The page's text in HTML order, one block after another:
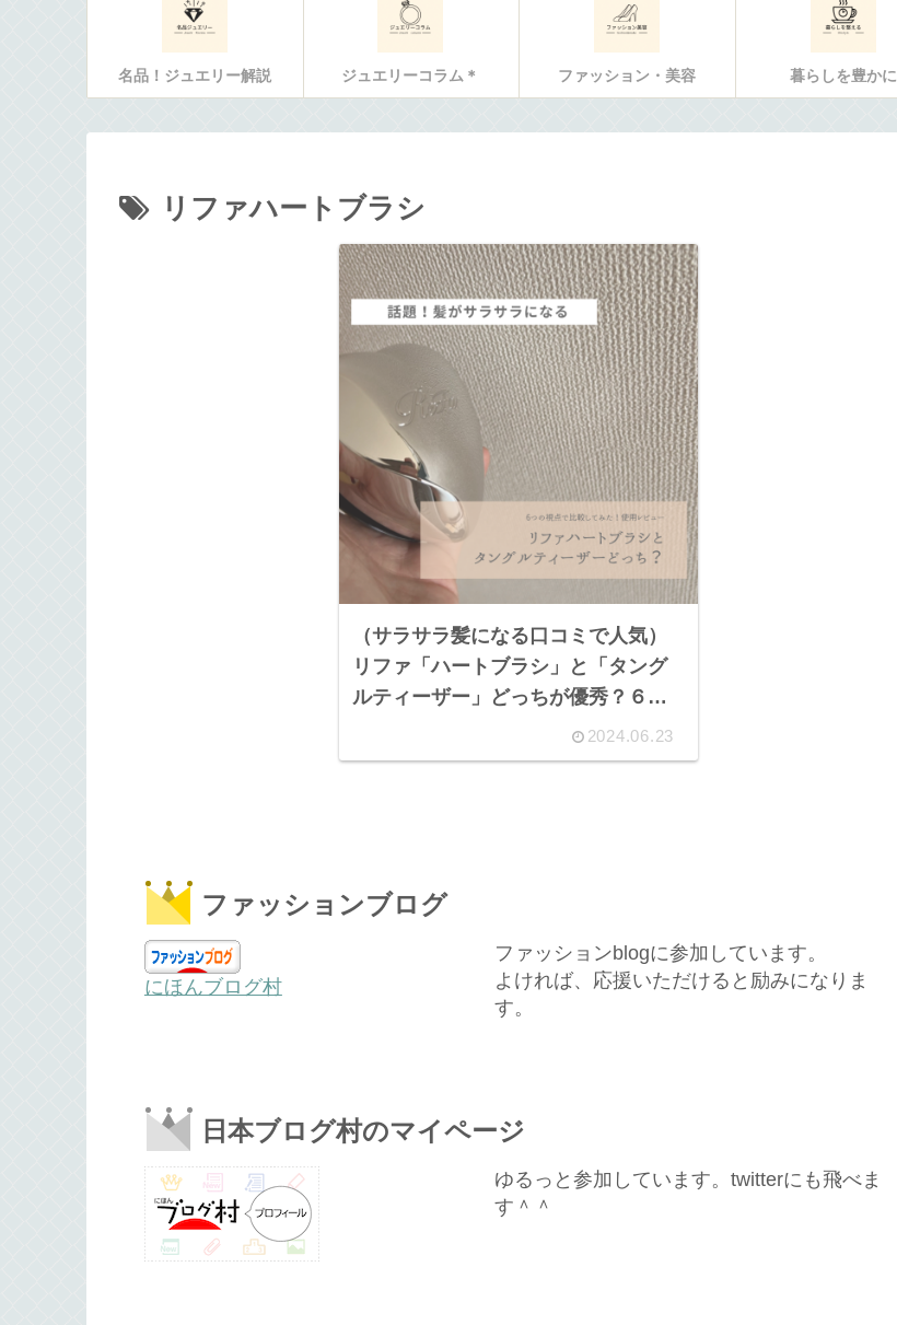
名品！ジュエリー解説 ジュエリーコラム＊ ファッション・美容 暮らしを豊かに
リファハートブラシ
（サラサラ髪になる口コミで人気）
リファ「ハートブラシ」と「タング
ルティーザー」どっちが優秀？６比
2024.06.23
ファッションブログ
にほんブログ村
ファッションblogに参加しています。
よければ、応援いただけると励みになりま
す。
日本ブログ村のマイページ
ゆるっと参加しています。twitterにも飛べま
す＾＾